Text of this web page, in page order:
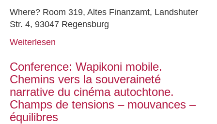
Where? Room 319, Altes Finanzamt, Landshuter
Str. 4, 93047 Regensburg
Weiterlesen
Conference: Wapikoni mobile.
Chemins vers la souveraineté
narrative du cinéma autochtone.
Champs de tensions – mouvances –
équilibres